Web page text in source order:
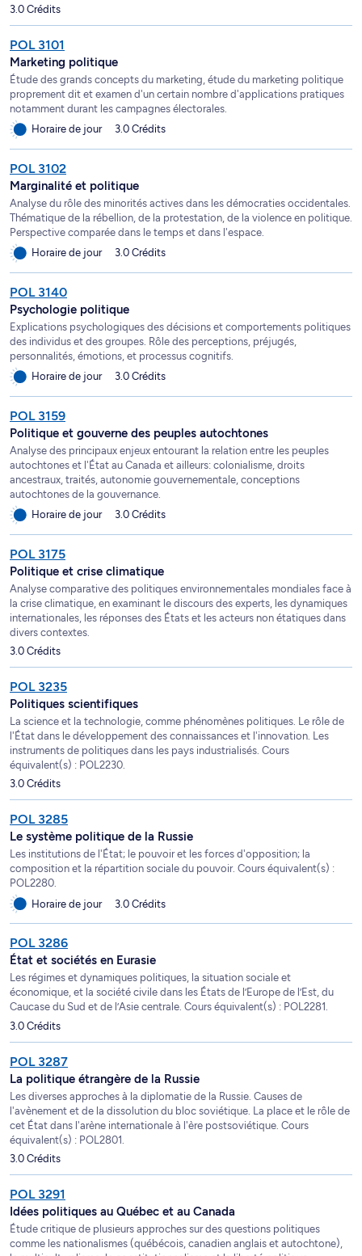
3.0 Crédits
POL 3101
Marketing politique
Étude des grands concepts du marketing, étude du marketing politique
proprement dit et examen d'un certain nombre d'applications pratiques
notamment durant les campagnes électorales.
Horaire de jour
3.0 Crédits
POL 3102
Marginalité et politique
Analyse du rôle des minorités actives dans les démocraties occidentales.
Thématique de la rébellion, de la protestation, de la violence en politique.
Perspective comparée dans le temps et dans l'espace.
Horaire de jour
3.0 Crédits
POL 3140
Psychologie politique
Explications psychologiques des décisions et comportements politiques
des individus et des groupes. Rôle des perceptions, préjugés,
personnalités, émotions, et processus cognitifs.
Horaire de jour
3.0 Crédits
POL 3159
Politique et gouverne des peuples autochtones
Analyse des principaux enjeux entourant la relation entre les peuples
autochtones et l'État au Canada et ailleurs: colonialisme, droits
ancestraux, traités, autonomie gouvernementale, conceptions
autochtones de la gouvernance.
Horaire de jour
3.0 Crédits
POL 3175
Politique et crise climatique
Analyse comparative des politiques environnementales mondiales face à
la crise climatique, en examinant le discours des experts, les dynamiques
internationales, les réponses des États et les acteurs non étatiques dans
divers contextes.
3.0 Crédits
POL 3235
Politiques scientifiques
La science et la technologie, comme phénomènes politiques. Le rôle de
l'État dans le développement des connaissances et l'innovation. Les
instruments de politiques dans les pays industrialisés. Cours
équivalent(s) : POL2230.
3.0 Crédits
POL 3285
Le système politique de la Russie
Les institutions de l'État; le pouvoir et les forces d'opposition; la
composition et la répartition sociale du pouvoir. Cours équivalent(s) :
POL2280.
Horaire de jour
3.0 Crédits
POL 3286
État et sociétés en Eurasie
Les régimes et dynamiques politiques, la situation sociale et
économique, et la société civile dans les États de l’Europe de l’Est, du
Caucase du Sud et de l’Asie centrale. Cours équivalent(s) : POL2281.
3.0 Crédits
POL 3287
La politique étrangère de la Russie
Les diverses approches à la diplomatie de la Russie. Causes de
l'avènement et de la dissolution du bloc soviétique. La place et le rôle de
cet État dans l'arène internationale à l'ère postsoviétique. Cours
équivalent(s) : POL2801.
3.0 Crédits
POL 3291
Idées politiques au Québec et au Canada
Étude critique de plusieurs approches sur des questions politiques
comme les nationalismes (québécois, canadien anglais et autochtone),